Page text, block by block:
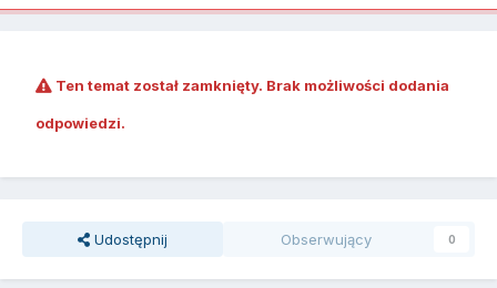
Ten temat został zamknięty. Brak możliwości dodania
odpowiedzi.
Udostępnij Obserwujący 0